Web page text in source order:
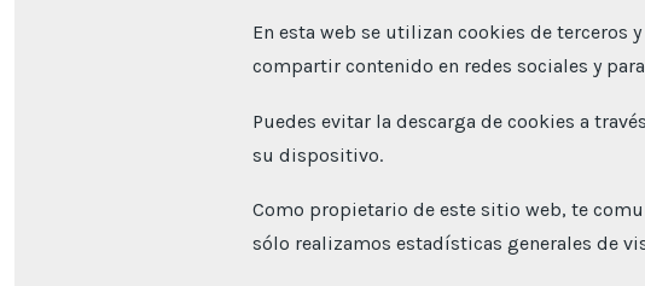
En esta web se utilizan cookies de terceros
compartir contenido en redes sociales y
Puedes evitar la descarga de cookies a
su dispositivo.
Como propietario de este sitio web, te
sólo realizamos estadísticas generales de